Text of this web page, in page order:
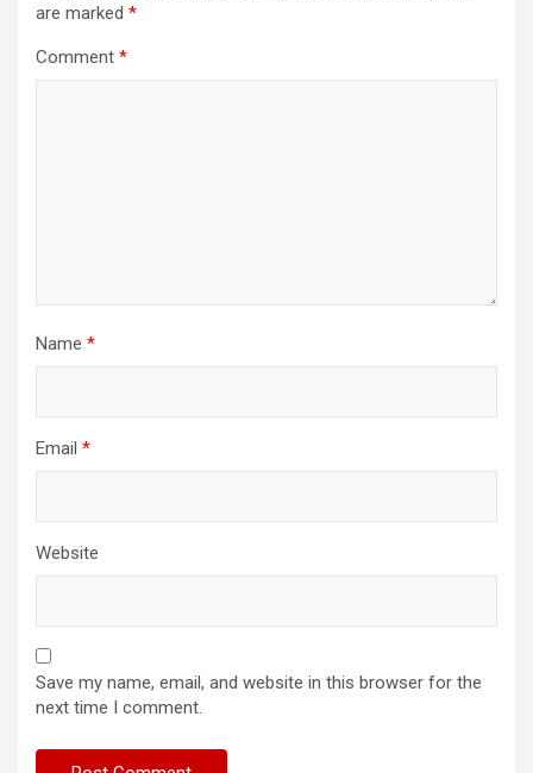
are marked *
Comment *
Name *
Email *
Website
Save my name, email, and website in this browser for the
next time I comment.